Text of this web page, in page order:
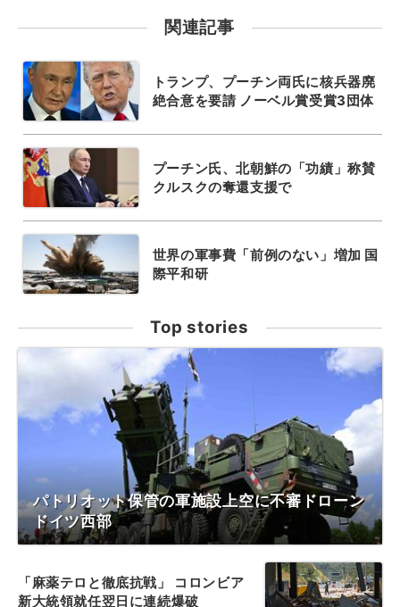
関連記事
トランプ、プーチン両氏に核兵器廃
絶合意を要請 ノーベル賞受賞3団体
プーチン氏、北朝鮮の「功績」称賛
クルスクの奪還支援で
世界の軍事費「前例のない」増加 国
際平和研
Top stories
パトリオット保管の軍施設上空に不審ドローン
ドイツ西部
「麻薬テロと徹底抗戦」 コロンビア
新大統領就任翌日に連続爆破